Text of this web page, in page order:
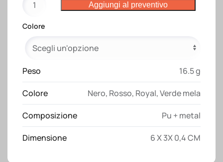
USB
4
con
moschettone.
Possibilità
di
import
su
richiesta
Aggiungi al preventivo
Colore
Peso 16.5 g
Colore Nero, Rosso, Royal,Verde mela
Composizione Pu + metal
Dimensione 6 X 3X 0,4 CM